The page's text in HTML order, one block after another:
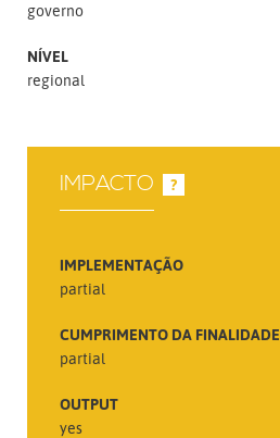
governo
NÍVEL
regional
IMPACTO ?
IMPLEMENTAÇÃO
partial
CUMPRIMENTO DA FINALIDADE
partial
OUTPUT
yes